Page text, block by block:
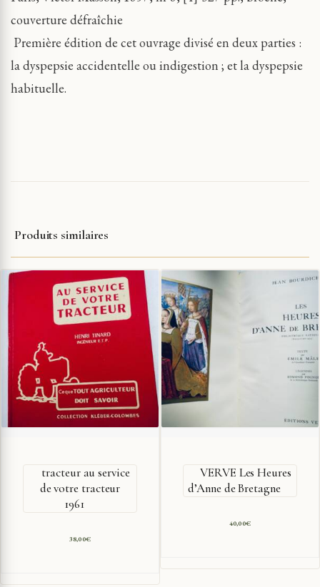
couverture défraîchie
Première édition de cet ouvrage divisé en deux parties :
la dyspepsie accidentelle ou indigestion ; et la dyspepsie
habituelle.
Produits similaires
tracteur au service
de votre tracteur
1961
38,00€
VERVE Les Heures
d’Anne de Bretagne
40,00€